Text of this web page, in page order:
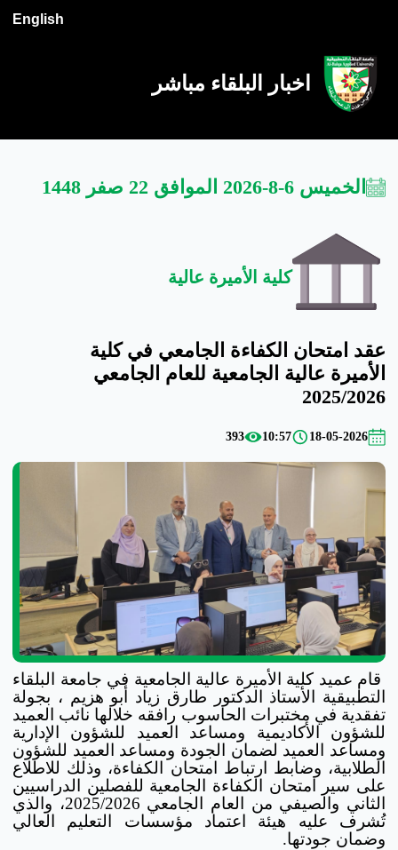
English
اخبار البلقاء مباشر
الخميس 6-8-2026 الموافق 22 صفر 1448
كلية الأميرة عالية
عقد امتحان الكفاءة الجامعي في كلية
الأميرة عالية الجامعية للعام الجامعي
2025/2026
18-05-2026
10:57
393
قام عميد كلية الأميرة عالية الجامعية في جامعة البلقاء
التطبيقية الأستاذ الدكتور طارق زياد أبو هزيم ، بجولة
تفقدية في مختبرات الحاسوب رافقه خلالها نائب العميد
للشؤون الأكاديمية ومساعد العميد للشؤون الإدارية
ومساعد العميد لضمان الجودة ومساعد العميد للشؤون
الطلابية، وضابط ارتباط امتحان الكفاءة، وذلك للاطلاع
على سير امتحان الكفاءة الجامعية للفصلين الدراسيين
الثاني والصيفي من العام الجامعي 2025/2026، والذي
تُشرف عليه هيئة اعتماد مؤسسات التعليم العالي
وضمان جودتها.